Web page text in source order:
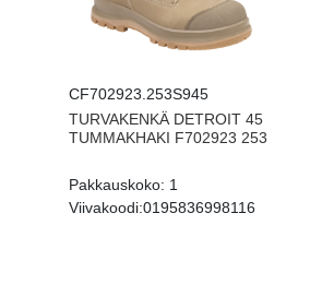
CF702923.253S945
TURVAKENKÄ DETROIT 45
TUMMAKHAKI F702923 253
Pakkauskoko: 1
Viivakoodi:0195836998116